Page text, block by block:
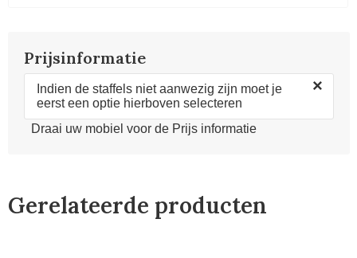
Prijsinformatie
Indien de staffels niet aanwezig zijn moet je
eerst een optie hierboven selecteren
×
Draai uw mobiel voor de Prijs informatie
Gerelateerde producten